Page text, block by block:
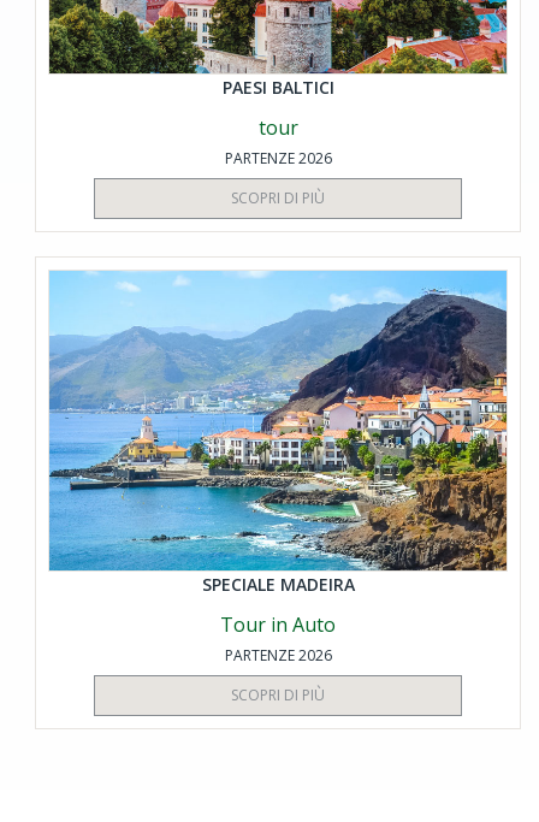
PAESI BALTICI
tour
PARTENZE 2026
SCOPRI DI PIÙ
SPECIALE MADEIRA
Tour in Auto
PARTENZE 2026
SCOPRI DI PIÙ